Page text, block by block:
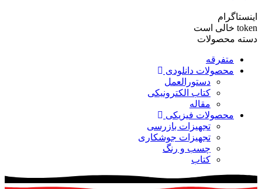
اینستاگرام
token خالی است
دسته محصولات
متفرقه
محصولات دانلودی
دستورالعمل
کتاب الکترونیکی
مقاله
محصولات فیزیکی
تجهیزات بازرسی
تجهیزات جوشکاری
چسب و رنگ
کتاب